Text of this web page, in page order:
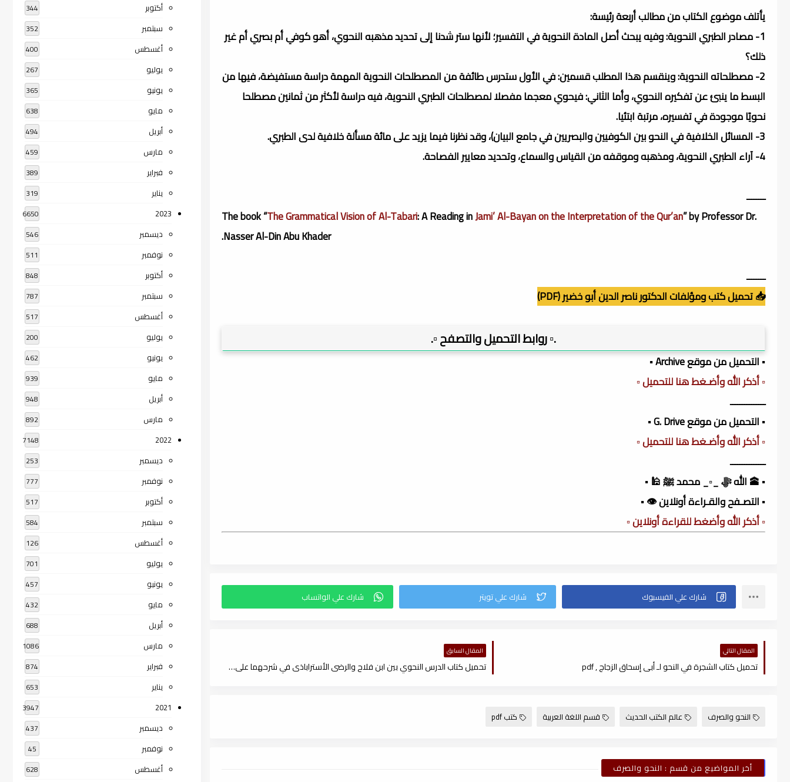
يأتلف موضوع الكتاب من مطالب أربعة رئيسة:
1- مصادر الطبري النحوية: وفيه يبحث أصل المادة النحوية في التفسير؛ لأنها ستر شدنا إلى تحديد مذهبه النحوي، أهو كوفي أم بصري أم غير
ذلك؟
2- مصطلحاته النحوية: وينقسم هذا المطلب قسمين: في الأول ستدرس طائفة من المصطلحات النحوية المهمة دراسة مستفيضة، فيها من
البسط ما ينبئ عن تفكيره النحوي، وأما الثاني: فيحوي معجما مفصلا لمصطلحات الطبري النحوية، فيه دراسة لأكثر من ثمانين مصطلحا
نحويًا موجودة في تفسيره، مرتبة ابتئيا.
3- المسائل الخلافية في النحو بين الكوفيين والبصريين في جامع البيان)، وقد نظرنا فيما يزيد على مائة مسألة خلافية لدى الطبري.
4- آراء الطبري النحوية، ومذهبه وموقفه من القياس والسماع، وتحديد معايير الفصاحة.
ــــــــ
The book “The Grammatical Vision of Al-Tabari: A Reading inJami’ Al-Bayan on the Interpretation of the Qur’an” by Professor Dr.
Nasser Al-Din Abu Khader.
ــــــــ
📥 تحميل كتب ومؤلفات الدكتور ناصر الدين أبو خضير (PDF)
.▫️ روابط التحميل والتصفح ▫️.
▪️ التحميل من موقع Archive ▪️
▫️ أذكر الله وأضـغط هنا للتحميل ▫️
ـــــــــــــــ
▪️ التحميل من موقع G. Drive ▪️
▫️ أذكر الله وأضـغط هنا للتحميل ▫️
ـــــــــــــــ
▪️ 🕋 الله ﷻ _▫️_ محمد ﷺ 🕌 ▪️
▪️ التصـفح والقـراءة أونلاين 👁️ ▪️
▫️ أذكر الله وأضغط للقراءة أونلاين ▫️
المقال التالي
تحميل كتاب الشجرة في النحو لـ أبى إسحاق الزجاج , pdf
المقال السابق
تحميل كتاب الدرس النحوي بين ابن فلاح والرضى الأستراباذى في شرحهما على كافية ابن الحاجب , pdf
النحو والصرف عالم الكتب الحديث قسم اللغة العربية كتب pdf
أخر المواضيع من قسم : النحو والصرف
أكتوبر 344
سبتمبر 352
أغسطس 400
يوليو 267
يونيو 365
مايو 638
أبريل 494
مارس 459
فبراير 389
يناير 319
2023
6650
ديسمبر 546
نوفمبر 511
أكتوبر 848
سبتمبر 787
أغسطس 517
يوليو 200
يونيو 462
مايو 939
أبريل 948
مارس 892
2022
7148
ديسمبر 253
نوفمبر 777
أكتوبر 517
سبتمبر 584
أغسطس 126
يوليو 701
يونيو 457
مايو 432
أبريل 688
مارس 1086
فبراير 874
يناير 653
2021
3947
ديسمبر 437
نوفمبر 45
أغسطس 628